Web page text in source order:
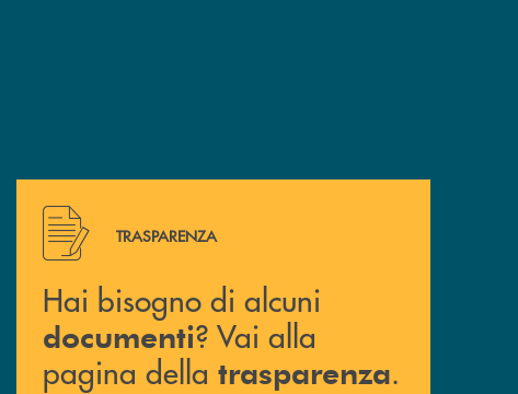
Hai bisogno di alcuni documenti ? Vai alla pagina della
TRASPARENZA
Hai bisogno di alcuni
documenti? Vai alla
pagina della trasparenza.